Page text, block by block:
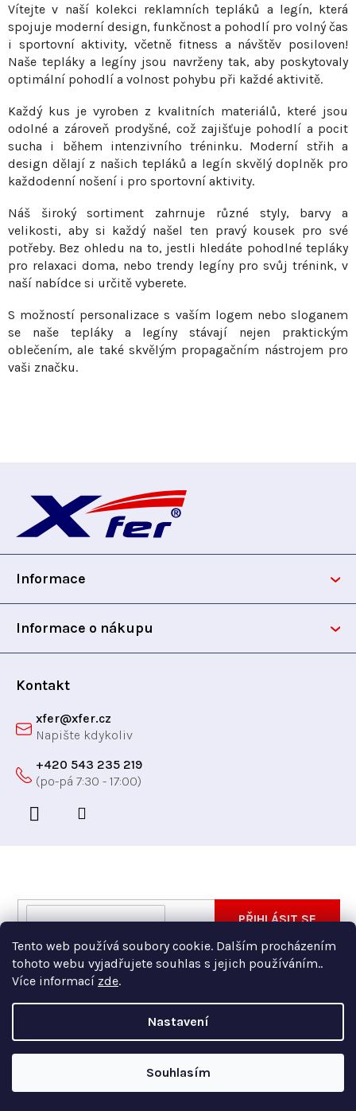
Tento web používá soubory cookie. Dalším procházením
tohoto webu vyjadřujete souhlas s jejich používáním..
Více informací zde.
Nastavení
Souhlasím
a
c
í
p
v
k
y
v
ý
p
i
s
u
k
o
v
á
n
í
Vítejte v naší kolekci reklamních tepláků a legín, která
spojuje moderní design, funkčnost a pohodlí pro volný čas
i sportovní aktivity, včetně fitness a návštěv posiloven!
Naše tepláky a legíny jsou navrženy tak, aby poskytovaly
optimální pohodlí a volnost pohybu při každé aktivitě.
Každý kus je vyroben z kvalitních materiálů, které jsou
odolné a zároveň prodyšné, což zajišťuje pohodlí a pocit
sucha i během intenzivního tréninku. Moderní střih a
design dělají z našich tepláků a legín skvělý doplněk pro
každodenní nošení i pro sportovní aktivity.
Náš široký sortiment zahrnuje různé styly, barvy a
velikosti, aby si každý našel ten pravý kousek pro své
potřeby. Bez ohledu na to, jestli hledáte pohodlné tepláky
pro relaxaci doma, nebo trendy legíny pro svůj trénink, v
naší nabídce si určitě vyberete.
S možností personalizace s vaším logem nebo sloganem
se naše tepláky a legíny stávají nejen praktickým
oblečením, ale také skvělým propagačním nástrojem pro
vaši značku.
p
Informace
Informace o nákupu
Kontakt
xfer@xfer.cz
+420 543 235 219
Vložte svůj e-mail a my vám budeme zasílat informace
E-
Vložením e-mailu souhlasíte spodmínkami ochrany
osobních údajů
PŘIHLÁSIT SE
Vytvořil Shoptet Premium
Copyright 2026Xfer. Všechna práva vyhrazena.